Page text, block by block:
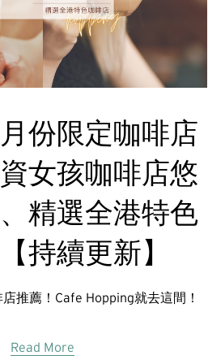
份限定咖啡店
女孩咖啡店悠
精選全港特色
持續更新】
推薦！Cafe Hopping就去這間！
Read More